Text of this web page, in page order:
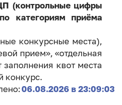
(контрольные цифры
категориям приёма
конкурсные места),
прием», «отдельная
квот места
конкурс.
06.08.2026 в 23:09:03